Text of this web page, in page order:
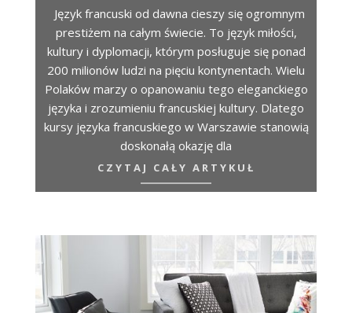
Język francuski od dawna cieszy się ogromnym
prestiżem na całym świecie. To język miłości,
kultury i dyplomacji, którym posługuje się ponad
200 milionów ludzi na pięciu kontynentach. Wielu
Polaków marzy o opanowaniu tego eleganckiego
języka i zrozumieniu francuskiej kultury. Dlatego
kursy języka francuskiego w Warszawie stanowią
doskonałą okazję dla
CZYTAJ CAŁY ARTYKUŁ